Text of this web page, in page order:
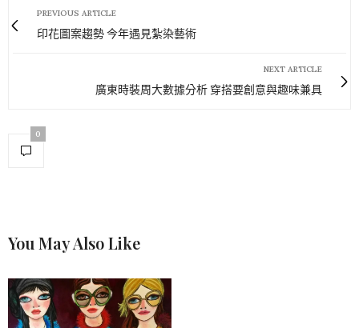
PREVIOUS ARTICLE
印花圖案趨勢 今年遇見紮染藝術
NEXT ARTICLE
廣東時裝周大數據分析 穿搭要創意與趣味兼具
0
You May Also Like